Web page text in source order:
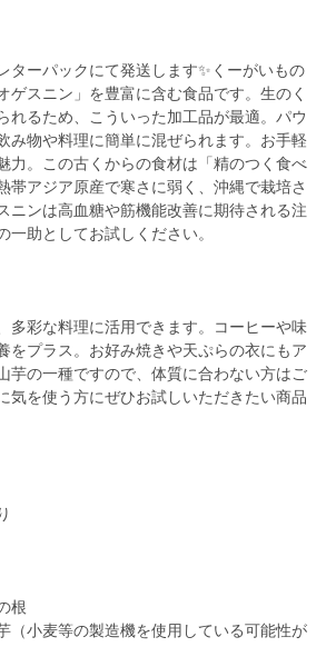
ターパックにて発送します✨くーがいもの
ゲスニン」を豊富に含む食品です。生のく
れるため、こういった加工品が最適。パウ
み物や料理に簡単に混ぜられます。お手軽
力。この古くからの食材は「精のつく食べ
帯アジア原産で寒さに弱く、沖縄で栽培さ
ニンは高血糖や筋機能改善に期待される注
一助としてお試しください。
多彩な料理に活用できます。コーヒーや味
をプラス。お好み焼きや天ぷらの衣にもア
芋の一種ですので、体質に合わない方はご
気を使う方にぜひお試しいただきたい商品
根
（小麦等の製造機を使用している可能性が